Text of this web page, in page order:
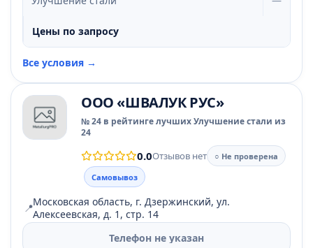
Цены по запросу
Все условия →
ООО «ШВАЛУК РУС»
№ 24 в рейтинге лучших Улучшение стали из
24
0.0Отзывов нет
○ Не проверена
Самовывоз
📍Московская область, г. Дзержинский, ул.
Алексеевская, д. 1, стр. 14
Телефон не указан